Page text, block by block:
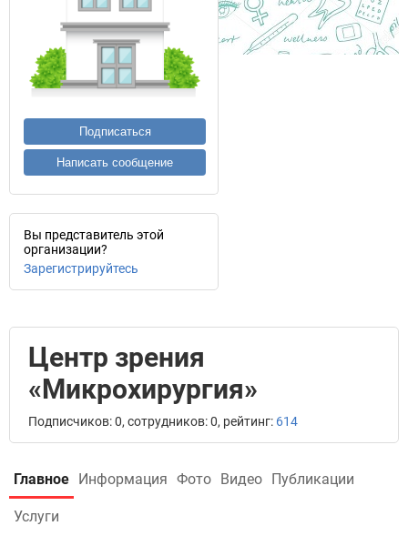
Подписаться
Написать сообщение
Вы представитель этой
организации?
Зарегистрируйтесь
Центр зрения
«Микрохирургия»
Подписчиков: 0, сотрудников: 0, рейтинг: 614
Главное Информация Фото Видео Публикации
Услуги